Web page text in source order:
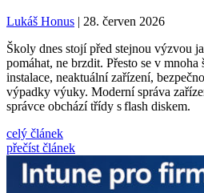
Lukáš Honus | 28. červen 2026
Školy dnes stojí před stejnou výzvou
pomáhat, ne brzdit. Přesto se v mnoha
instalace, neaktuální zařízení,
výpadky výuky. Moderní správa
správce obchází třídy s flash diskem.
celý článek
přečíst článek